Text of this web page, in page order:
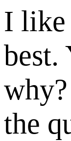
I like
best.
the